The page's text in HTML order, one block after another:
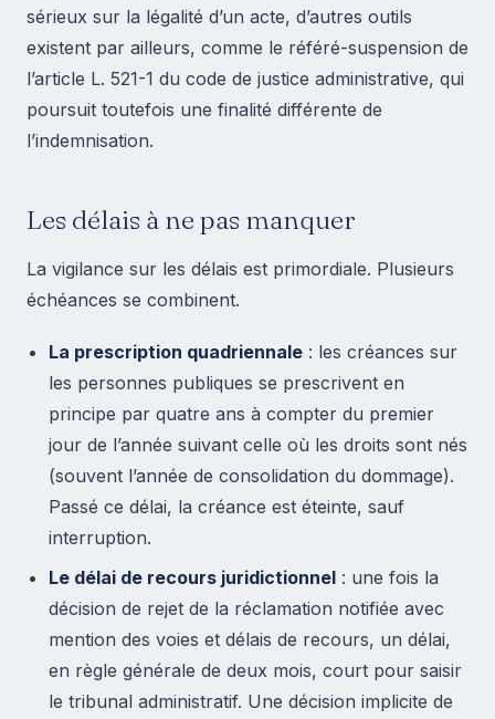
sérieux sur la légalité d’un acte, d’autres outils
existent par ailleurs, comme le référé-suspension de
l’article L. 521-1 du code de justice administrative, qui
poursuit toutefois une finalité différente de
l’indemnisation.
Les délais à ne pas manquer
La vigilance sur les délais est primordiale. Plusieurs
échéances se combinent.
La prescription quadriennale : les créances sur
les personnes publiques se prescrivent en
principe par quatre ans à compter du premier
jour de l’année suivant celle où les droits sont nés
(souvent l’année de consolidation du dommage).
Passé ce délai, la créance est éteinte, sauf
interruption.
Le délai de recours juridictionnel : une fois la
décision de rejet de la réclamation notifiée avec
mention des voies et délais de recours, un délai,
en règle générale de deux mois, court pour saisir
le tribunal administratif. Une décision implicite de